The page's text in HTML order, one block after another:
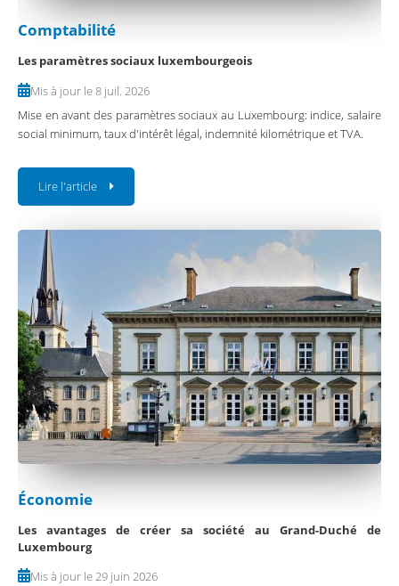
Comptabilité
Les paramètres sociaux luxembourgeois
Mis à jour le 8 juil. 2026
Mise en avant des paramètres sociaux au Luxembourg: indice, salaire
social minimum, taux d'intérêt légal, indemnité kilométrique et TVA.
Lire l'article
Économie
Les avantages de créer sa société au Grand-Duché de
Luxembourg
Mis à jour le 29 juin 2026